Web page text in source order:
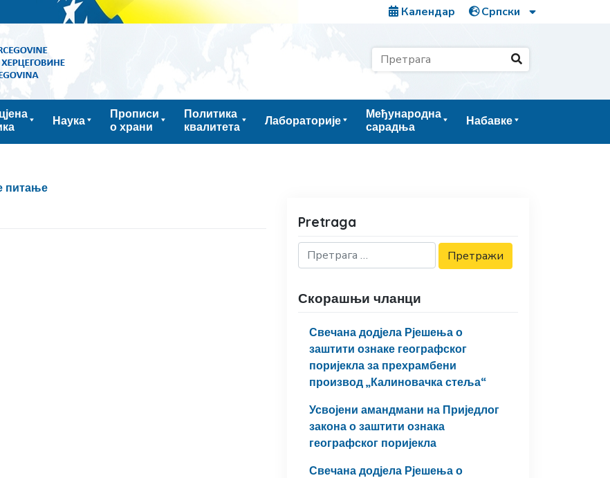
Календар
Наука
Прописи
о храни
Политика
квалитета
Лабораторије
Међународна
сарадња
Набавке
питање
Pretraga
Скорашњи чланци
Свечана додјела Рјешења о
заштити ознаке географског
поријекла за прехрамбени
производ „Калиновачка стеља“
Усвојени амандмани на Приједлог
закона о заштити ознака
географског поријекла
Свечана додјела Рјешења о